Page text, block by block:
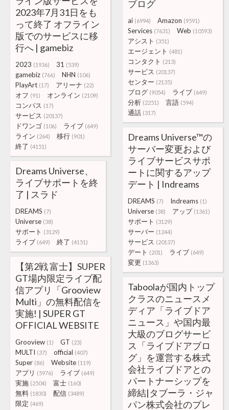
ブログ
ai (6994) Amazon (9591)
Services (7631) Web (10593)
アシスト (351)
エージェント (481)
コンタクト (213)
サービス (20137)
センター (2135)
ブログ (9054) ライブ (649)
分析 (2251) 言語 (594)
通話 (317)
2023年7月31日をも
って終了 オフライン
版でのサービスに移
行へ | gamebiz
2023 (1936) 31 (539)
gamebiz (766) NHN (106)
PlayArt (17) アリーナ (22)
オフ (91) オンライン (2109)
コンパス (17)
サービス (20137)
ドワンゴ (106) ライブ (649)
ライン (264) 移行 (901)
終了 (4151)
Dreams Universe™の
サーバー変更および
ライブサービスサポ
ートに関するアップ
デート | Indreams
DREAMS (7) Indreams (1)
Universe (38) アップ (1361)
サポート (3129)
サーバー (1244)
サービス (20137)
デート (201) ライブ (649)
変更 (1363)
Dreams Universe、
ライブサポートを終
了 | スラド
DREAMS (7)
Universe (38)
サポート (3129)
ライブ (649) 終了 (4151)
【第2戦 富士】SUPER
GT場内限定ライブ配
信アプリ「Grooview
Multi」の無料配信を
実施! | SUPER GT
OFFICIAL WEBSITE
Grooview (1) GT (23)
MULTI (37) official (407)
Super (86) Website (119)
アプリ (5976) ライブ (649)
実施 (2504) 富士 (160)
無料 (1830) 配信 (3489)
限定 (469)
Taboolaが国内トップ
クラスのニュースメ
ディア「ライブドア
ニュース」や国内最
大級のブログサービ
ス「ライブドアブロ
グ」を運営する株式
会社ライブドアとの
パートナーシップを
締結|タブーラ・ジャ
パン株式会社のプレ